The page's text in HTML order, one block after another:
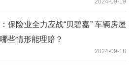
：保险业全力应战“贝碧嘉” 车辆房屋
些情形能理赔？
2024-09-18